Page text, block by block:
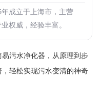
成立于上海市，主营
权威，经验丰富。
污水净化器，从原理到步
轻松实现污水变清的神奇